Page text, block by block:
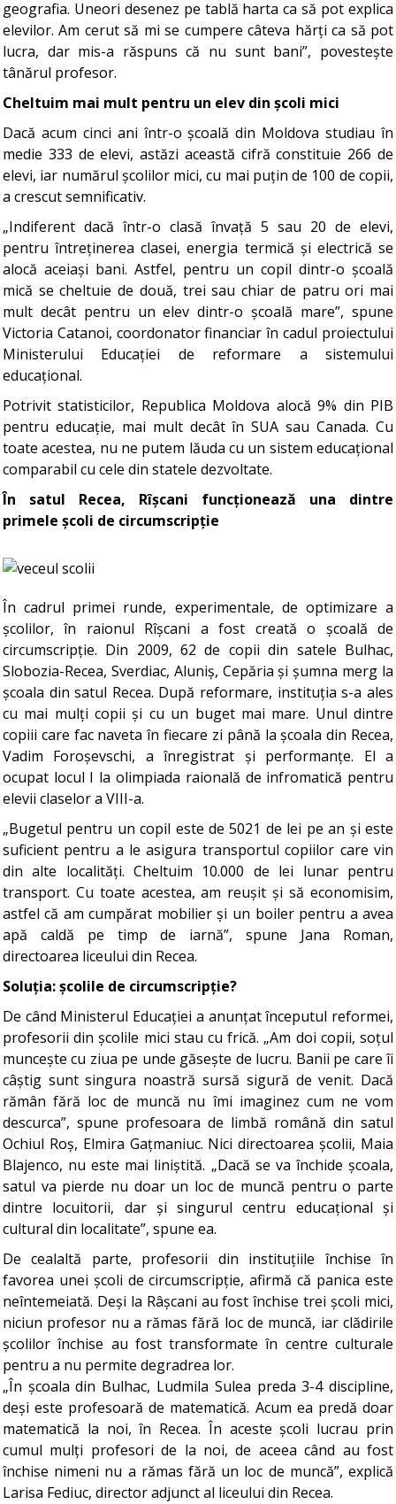
geografia. Uneori desenez pe tablă harta ca să pot explica
elevilor. Am cerut să mi se cumpere câteva hărți ca să pot
lucra, dar mis-a răspuns că nu sunt bani”, povestește
tânărul profesor.
Cheltuim mai mult pentru un elev din școli mici
Dacă acum cinci ani într-o școală din Moldova studiau în
medie 333 de elevi, astăzi această cifră constituie 266 de
elevi, iar numărul școlilor mici, cu mai puțin de 100 de copii,
a crescut semnificativ.
„Indiferent dacă într-o clasă învață 5 sau 20 de elevi,
pentru întreținerea clasei, energia termică și electrică se
alocă aceiași bani. Astfel, pentru un copil dintr-o școală
mică se cheltuie de două, trei sau chiar de patru ori mai
mult decât pentru un elev dintr-o școală mare”, spune
Victoria Catanoi, coordonator financiar în cadul proiectului
Ministerului Educației de reformare a sistemului
educațional.
Potrivit statisticilor, Republica Moldova alocă 9% din PIB
pentru educație, mai mult decât în SUA sau Canada. Cu
toate acestea, nu ne putem lăuda cu un sistem educațional
comparabil cu cele din statele dezvoltate.
În satul Recea, Rîșcani funcționează una dintre
primele școli de circumscripție
În cadrul primei runde, experimentale, de optimizare a
școlilor, în raionul Rîșcani a fost creată o școală de
circumscripție. Din 2009, 62 de copii din satele Bulhac,
Slobozia-Recea, Sverdiac, Aluniș, Cepăria și șumna merg la
școala din satul Recea. După reformare, instituția s-a ales
cu mai mulți copii și cu un buget mai mare. Unul dintre
copiii care fac naveta în fiecare zi până la școala din Recea,
Vadim Foroșevschi, a înregistrat și performanțe. El a
ocupat locul I la olimpiada raională de infromatică pentru
elevii claselor a VIII-a.
„Bugetul pentru un copil este de 5021 de lei pe an și este
suficient pentru a le asigura transportul copiilor care vin
din alte localități. Cheltuim 10.000 de lei lunar pentru
transport. Cu toate acestea, am reușit și să economisim,
astfel că am cumpărat mobilier și un boiler pentru a avea
apă caldă pe timp de iarnă”, spune Jana Roman,
directoarea liceului din Recea.
Soluția: școlile de circumscripție?
De când Ministerul Educației a anunțat începutul reformei,
profesorii din școlile mici stau cu frică. „Am doi copii, soțul
muncește cu ziua pe unde găsește de lucru. Banii pe care îi
câștig sunt singura noastră sursă sigură de venit. Dacă
rămân fără loc de muncă nu îmi imaginez cum ne vom
descurca”, spune profesoara de limbă română din satul
Ochiul Roș, Elmira Gațmaniuc. Nici directoarea școlii, Maia
Blajenco, nu este mai liniștită. „Dacă se va închide școala,
satul va pierde nu doar un loc de muncă pentru o parte
dintre locuitorii, dar și singurul centru educațional și
cultural din localitate”, spune ea.
De cealaltă parte, profesorii din instituțiile închise în
favorea unei școli de circumscripție, afirmă că panica este
neîntemeiată. Deși la Râșcani au fost închise trei școli mici,
niciun profesor nu a rămas fără loc de muncă, iar clădirile
școlilor închise au fost transformate în centre culturale
pentru a nu permite degradrea lor.
„În școala din Bulhac, Ludmila Sulea preda 3-4 discipline,
deși este profesoară de matematică. Acum ea predă doar
matematică la noi, în Recea. În aceste școli lucrau prin
cumul mulți profesori de la noi, de aceea când au fost
închise nimeni nu a rămas fără un loc de muncă”, explică
Larisa Fediuc, director adjunct al liceului din Recea.